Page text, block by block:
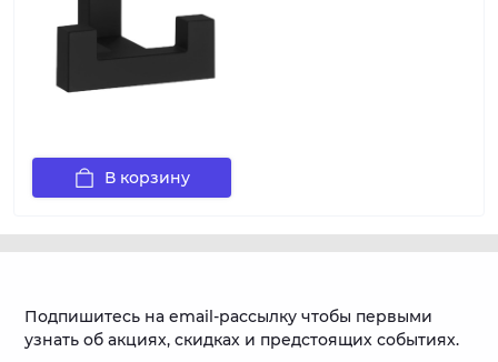
В корзину
Подпишитесь на email-рассылку чтобы первыми
узнать об акциях, скидках и предстоящих событиях.